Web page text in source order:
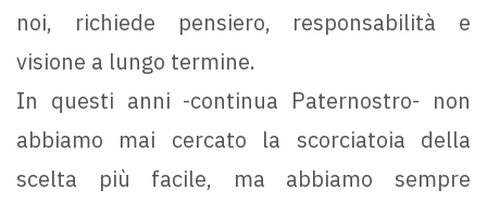
noi, richiede pensiero, responsabilità e
visione a lungo termine.
In questi anni -continua Paternostro- non
abbiamo mai cercato la scorciatoia della
scelta più facile, ma abbiamo sempre